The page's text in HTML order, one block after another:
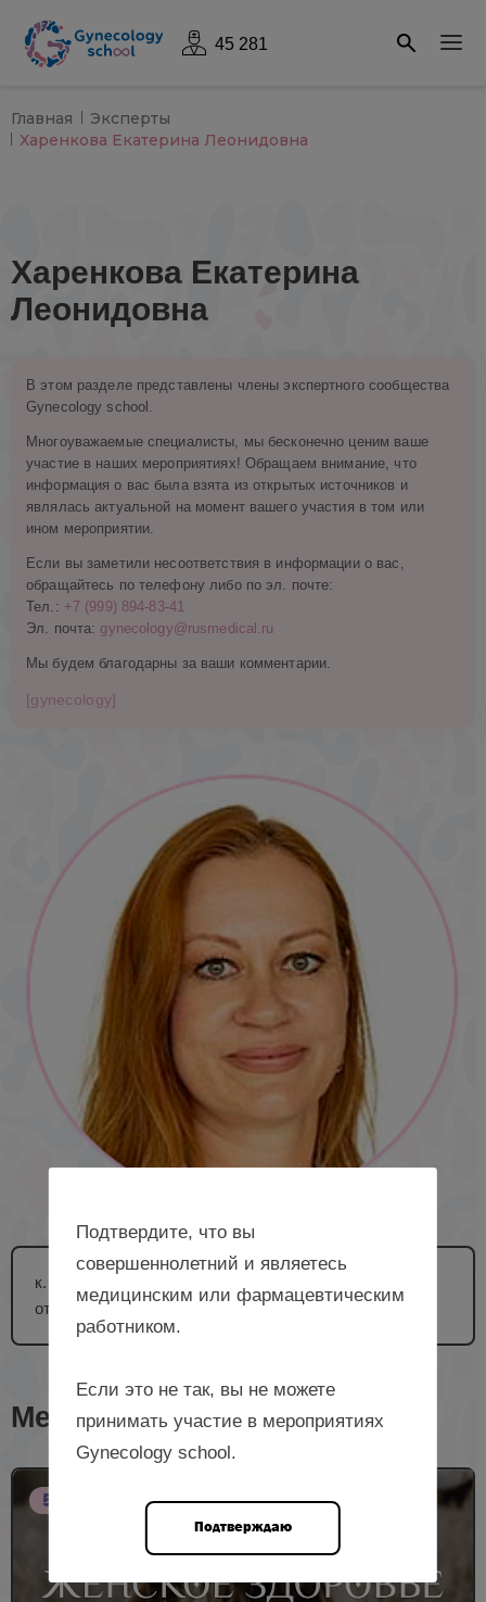
45 281
Главная
Эксперты
Харенкова Екатерина Леонидовна
Харенкова Екатерина
Леонидовна
В этом разделе представлены члены экспертного сообщества
Gynecology school.
Многоуважаемые специалисты, мы бесконечно ценим ваше
участие в наших мероприятиях! Обращаем внимание, что
информация о вас была взята из открытых источников и
являлась актуальной на момент вашего участия в том или
ином мероприятии.
Если вы заметили несоответствия в информации о вас,
обращайтесь по телефону либо по эл. почте:
Тел.: +7 (999) 894-83-41
Эл. почта: gynecology@rusmedical.ru
Мы будем благодарны за ваши комментарии.
[gynecology]
к. м. н., врач – акушер-гинеколог гинекологического
отделения № 2 ГАУЗ КОКБ, г. Кемерово
Мероприятия с лектором
5 НМО
Подтвердите, что вы
совершеннолетний и являетесь
медицинским или фармацевтическим
работником.
Если это не так, вы не можете
принимать участие в мероприятиях
Gynecology school.
Подтверждаю